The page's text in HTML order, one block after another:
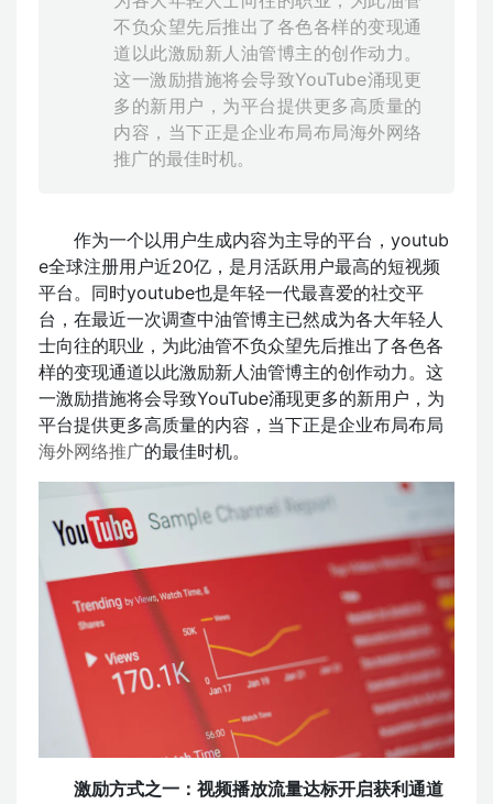
不负众望先后推出了各色各样的变现通
道以此激励新人油管博主的创作动力。
这一激励措施将会导致YouTube涌现更
多的新用户，为平台提供更多高质量的
内容，当下正是企业布局布局海外网络
推广的最佳时机。
作为一个以用户生成内容为主导的平台，youtub
e全球注册用户近20亿，是月活跃用户最高的短视频
平台。同时youtube也是年轻一代最喜爱的社交平
台，在最近一次调查中油管博主已然成为各大年轻人
士向往的职业，为此油管不负众望先后推出了各色各
样的变现通道以此激励新人油管博主的创作动力。这
一激励措施将会导致YouTube涌现更多的新用户，为
平台提供更多高质量的内容，当下正是企业布局布局
海外网络推广的最佳时机。
激励方式之一：视频播放流量达标开启获利通道